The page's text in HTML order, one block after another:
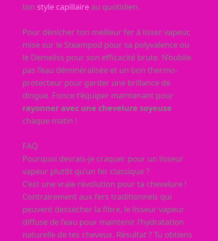
ton style capillaireau quotidien.
Pour dénicher ton meilleur fer à lisser vapeur,
mise sur le Steampod pour sa polyvalence ou
le Demeliss pour son efficacité brute. N’oublie
pas l’eau déminéralisée et un bon thermo-
protecteur pour garder une brillance de
dingue. Fonce t’équiper maintenant pour
rayonner avec une chevelure soyeuse
chaque matin !
FAQ
Pourquoi devrais-je craquer pour un lisseur
vapeur plutôt qu’un fer classique ?
C’est une vraie révolution pour ta chevelure !
Contrairement aux fers traditionnels qui
peuvent dessécher la fibre, le lisseur vapeur
diffuse de l’eau pour maintenir l’hydratation
naturelle de tes cheveux. Résultat ? Tu obtiens